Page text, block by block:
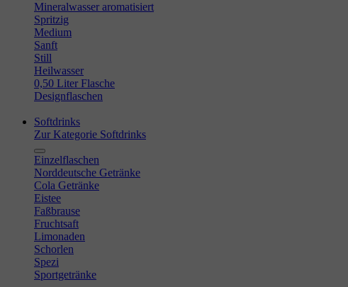
Mineralwasser aromatisiert
Spritzig
Medium
Sanft
Still
Heilwasser
0,50 Liter Flasche
Designflaschen
Softdrinks
Zur Kategorie Softdrinks
Einzelflaschen
Norddeutsche Getränke
Cola Getränke
Eistee
Faßbrause
Fruchtsaft
Limonaden
Schorlen
Spezi
Sportgetränke